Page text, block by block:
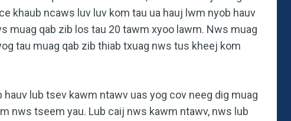
khaub ncaws luv luv kom tau ua hauj lwm nyob hauv
muag qab zib los tau 20 tawm xyoo lawm. Nws muag
tau muag qab zib thiab txuag nws tus kheej kom
lub tsev kawm ntawv uas yog cov neeg dig muag
nws tseem yau. Lub caij nws kawm ntawv, nws lub